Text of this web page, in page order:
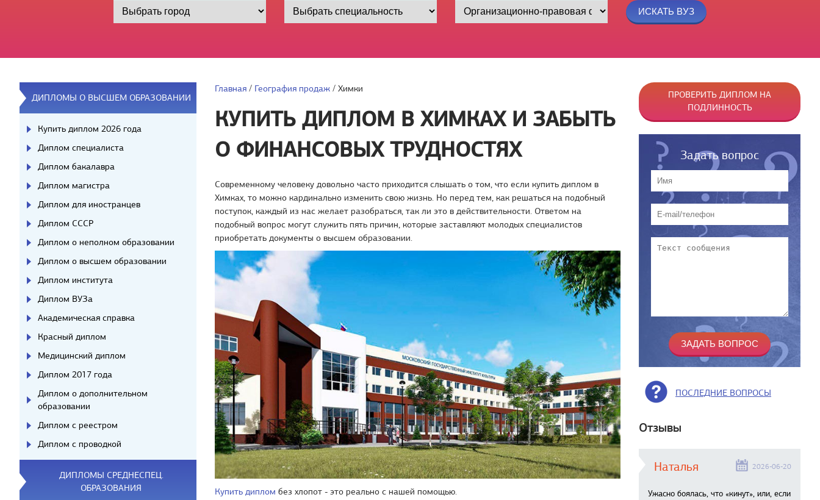
Главная / География продаж / Химки
КУПИТЬ ДИПЛОМ В ХИМКАХ И ЗАБЫТЬ
О ФИНАНСОВЫХ ТРУДНОСТЯХ
Современному человеку довольно часто приходится слышать о том, что если купить диплом в
Химках, то можно кардинально изменить свою жизнь. Но перед тем, как решаться на подобный
поступок, каждый из нас желает разобраться, так ли это в действительности. Ответом на
подобный вопрос могут служить пять причин, которые заставляют молодых специалистов
приобретать документы о высшем образовании.
Купить диплом без хлопот - это реально с нашей помощью.
ДИПЛОМЫ О ВЫСШЕМ ОБРАЗОВАНИИ
Купить диплом 2026 года
Диплом специалиста
Диплом бакалавра
Диплом магистра
Диплом для иностранцев
Диплом СССР
Диплом о неполном образовании
Диплом о высшем образовании
Диплом института
Диплом ВУЗа
Академическая справка
Красный диплом
Медицинский диплом
Диплом 2017 года
Диплом о дополнительном
образовании
Диплом с реестром
Диплом с проводкой
ДИПЛОМЫ СРЕДНЕСПЕЦ.
ОБРАЗОВАНИЯ
ПРОВЕРИТЬ ДИПЛОМ НА
ПОДЛИННОСТЬ
Задать вопрос
ПОСЛЕДНИЕ ВОПРОСЫ
Отзывы
Наталья 2026-06-20
Ужасно боялась, что «кинут», или, если